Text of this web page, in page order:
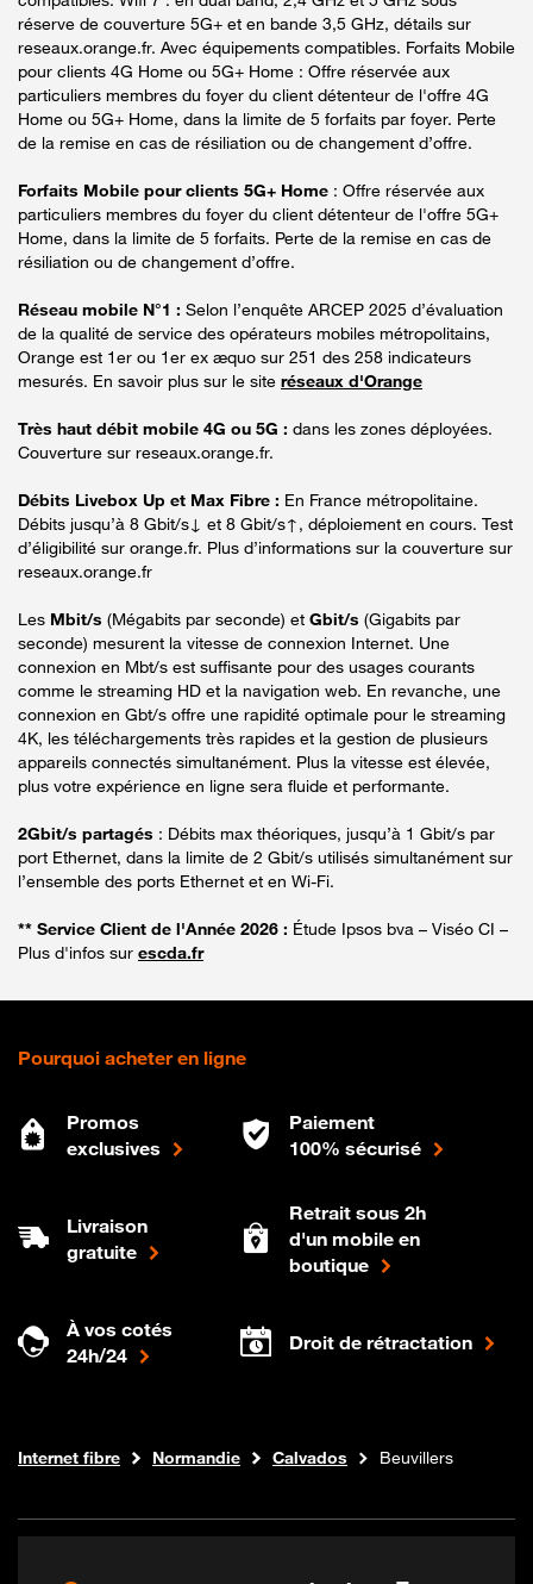
réserve de couverture 5G+ et en bande 3,5 GHz, détails sur
reseaux.orange.fr. Avec équipements compatibles. Forfaits Mobile
pour clients 4G Home ou 5G+ Home : Offre réservée aux
particuliers membres du foyer du client détenteur de l'offre 4G
Home ou 5G+ Home, dans la limite de 5 forfaits par foyer. Perte
de la remise en cas de résiliation ou de changement d’offre.
Forfaits Mobile pour clients 5G+ Home : Offre réservée aux
particuliers membres du foyer du client détenteur de l'offre 5G+
Home, dans la limite de 5 forfaits. Perte de la remise en cas de
résiliation ou de changement d’offre.
Réseau mobile N°1 : Selon l’enquête ARCEP 2025 d’évaluation
de la qualité de service des opérateurs mobiles métropolitains,
Orange est 1er ou 1er ex æquo sur 251 des 258 indicateurs
mesurés. En savoir plus sur le site réseaux d'Orange
Très haut débit mobile 4G ou 5G : dans les zones déployées.
Couverture sur reseaux.orange.fr.
Débits Livebox Up et Max Fibre : En France métropolitaine.
Débits jusqu’à 8 Gbit/s↓ et 8 Gbit/s↑, déploiement en cours. Test
d’éligibilité sur orange.fr. Plus d’informations sur la couverture sur
reseaux.orange.fr
Les Mbit/s (Mégabits par seconde) et Gbit/s (Gigabits par
seconde) mesurent la vitesse de connexion Internet. Une
connexion en Mbt/s est suffisante pour des usages courants
comme le streaming HD et la navigation web. En revanche, une
connexion en Gbt/s offre une rapidité optimale pour le streaming
4K, les téléchargements très rapides et la gestion de plusieurs
appareils connectés simultanément. Plus la vitesse est élevée,
plus votre expérience en ligne sera fluide et performante.
2Gbit/s partagés : Débits max théoriques, jusqu’à 1 Gbit/s par
port Ethernet, dans la limite de 2 Gbit/s utilisés simultanément sur
l’ensemble des ports Ethernet et en Wi-Fi.
** Service Client de l'Année 2026 : Étude Ipsos bva – Viséo CI –
Plus d'infos sur escda.fr
Pourquoi acheter en ligne
Promos
exclusives
Paiement
100% sécurisé
Livraison
gratuite
Retrait sous 2h
d'un mobile en
boutique
À vos cotés
24h/24
Droit de rétractation
Boutique Orange
Internet fibre Normandie Calvados Beuvillers